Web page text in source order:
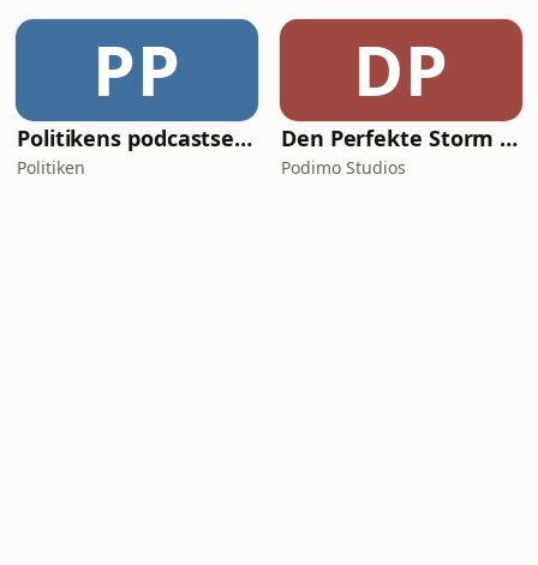
PP
Politikens podcastserier
Politiken
DP
Den Perfekte Storm - Den store samtale om AI
Podimo Studios